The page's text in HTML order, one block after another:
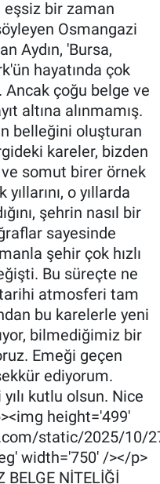
bir zaman
Osmangazi
Aydın, 'Bursa,
hayatında çok
çoğu belge ve
altına alınmamış.
belleğini oluşturan
kareler, bizden
somut birer örnek
o yıllarda
şehrin nasıl bir
sayesinde
şehir çok hızlı
Bu süreçte ne
tarihi atmosferi tam
bu karelerle yeni
bilmediğimiz bir
Emeği geçen
ediyorum.
kutlu olsun. Nice
height='499'
static/2025/10/
width='750' /></p>
BELGE NİTELİĞİ